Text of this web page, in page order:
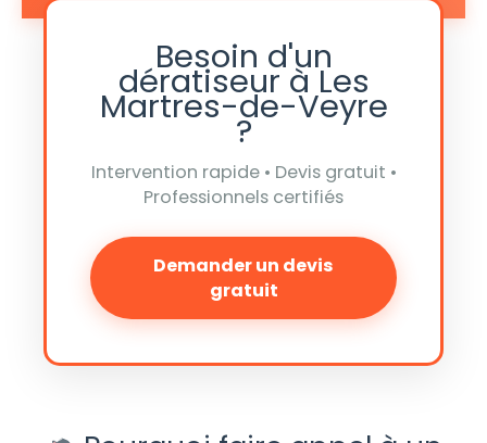
Besoin d'un
dératiseur à Les
Martres-de-Veyre
?
Intervention rapide • Devis gratuit •
Professionnels certifiés
Demander un devis
gratuit